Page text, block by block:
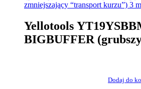
Yellotools
BIGBUFFER (grubszy) MICRO
ulepszonej gęstej
zmniejszający
metrowy pasek filcu
Dodaj do